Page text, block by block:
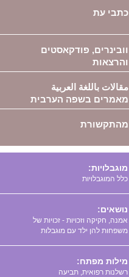
כתבי עת
וובינרים, פודקאסטים
והרצאות
مقالات باللغة العربية
מאמרים בשפה הערבית
מהתקשורת
מוגבלויות:
כלל המוגבלויות
נושאים:
אמנה, חקיקה וזכויות - זכויות של
משפחות להן ילד עם מוגבלות
מילות מפתח:
,